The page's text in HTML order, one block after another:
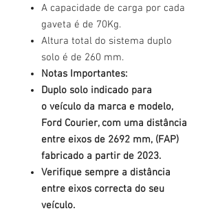
A capacidade de carga por cada
gaveta é de 70Kg.
Altura total do sistema duplo
solo é de 260 mm.
Notas Importantes:
Duplo solo indicado para
o veículo da marca e modelo,
Ford Courier, com uma distância
entre eixos de 2692 mm, (FAP)
fabricado a partir de 2023.
Verifique sempre a distância
entre eixos correcta do seu
veículo.